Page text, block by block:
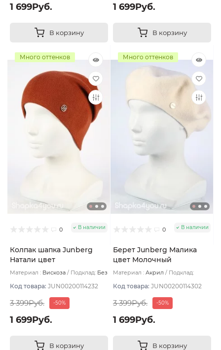
1 699Руб.
В корзину
1 699Руб.
В корзину
Много оттенков
0 В наличии
Колпак шапка Junberg
Натали цвет
Терракотовый яркий
Материал : Вискоза Подклад: Без
Код товара: JUN00200114232
3 399Руб. -50%
1 699Руб.
В корзину
Много оттенков
0 В наличии
Берет Junberg Малика
цвет Молочный
Материал : Акрил
Подклад:
Код товара: JUN00200114302
3 399Руб. -50%
1 699Руб.
В корзину